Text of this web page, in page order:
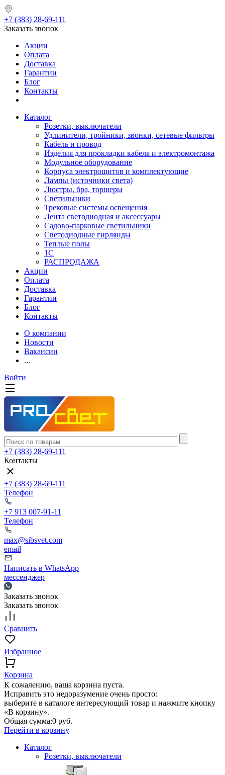
+7 (383) 28-69-111
Заказать звонок
Акции
Оплата
Доставка
Гарантии
Блог
Контакты
Каталог
Розетки, выключатели
Удлинители, тройники, звонки, сетевые фильтры
Кабель и провод
Изделия для прокладки кабеля и электромонтажа
Модульное оборудование
Корпуса электрощитов и комплектующие
Лампы (источники света)
Люстры, бра, торшеры
Светильники
Трековые системы освещения
Лента светодиодная и аксессуары
Садово-парковые светильники
Светодиодные гирлянды
Теплые полы
1С
РАСПРОДАЖА
Акции
Оплата
Доставка
Гарантии
Блог
Контакты
О компании
Новости
Вакансии
...
Войти
+7 (383) 28-69-111
Контакты
+7 (383) 28-69-111
Телефон
+7 913 007-91-11
Телефон
max@sibsvet.com
email
Написать в WhatsApp
мессенджер
Заказать звонок
Заказать звонок
Сравнить
Избранное
Корзина
К сожалению, ваша корзина пуста.
Исправить это недоразумение очень просто:
выберите в каталоге интересующий товар и нажмите кнопку
«В корзину».
Общая сумма:0 руб.
Перейти в корзину
Каталог
Розетки, выключатели